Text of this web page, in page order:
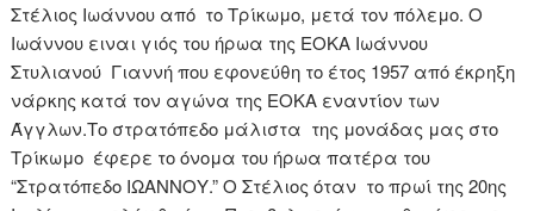
Στέλιος Ιωάννου από το Τρίκωμο, μετά τον πόλεμο. Ο
Ιωάννου ειναι γιός του ήρωα της ΕΟΚΑ Ιωάννου
Στυλιανού Γιαννή που εφονεύθη το έτος 1957 από έκρηξη
νάρκης κατά τον αγώνα της ΕΟΚΑ εναντίον των
Άγγλων.Το στρατόπεδο μάλιστα της μονάδας μας στο
Τρίκωμο έφερε το όνομα του ήρωα πατέρα του
“Στρατόπεδο ΙΩΑΝΝΟΥ.” Ο Στέλιος όταν το πρωί της 20ης